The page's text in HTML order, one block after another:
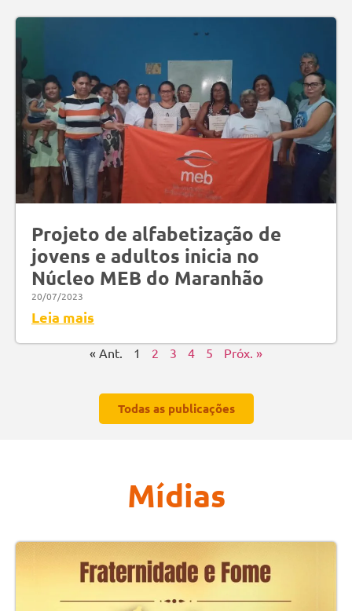
Projeto de alfabetização de
jovens e adultos inicia no
Núcleo MEB do Maranhão
20/07/2023
Leia mais
« Ant. 1 2 3 4 5 Próx. »
Todas as publicações
Mídias